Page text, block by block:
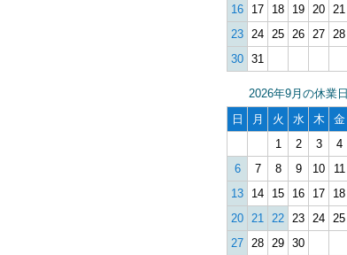
16
17 18 19 20 21
23 24 25 26 27 28
30 31
2026年9月の休業日
日
月 火 水 木 金
1
2 3 4
6
7 8 9 10 11
13
14 15 16 17 18
20 21 22 23 24 25
27 28 29 30